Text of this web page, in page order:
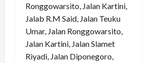
Ronggowarsito, Jalan Kartini,
Jalab R.M Said, Jalan Teuku
Umar, Jalan Ronggowarsito,
Jalan Kartini, Jalan Slamet
Riyadi, Jalan Diponegoro,